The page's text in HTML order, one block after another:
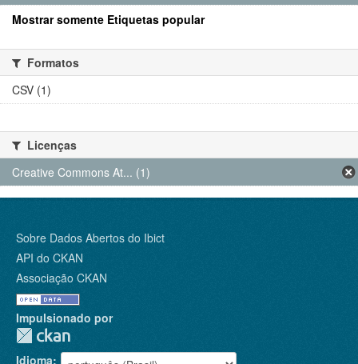
Mostrar somente Etiquetas popular
Formatos
CSV (1)
Licenças
Creative Commons At... (1)
Sobre Dados Abertos do Ibict
API do CKAN
Associação CKAN
Impulsionado por
Idioma